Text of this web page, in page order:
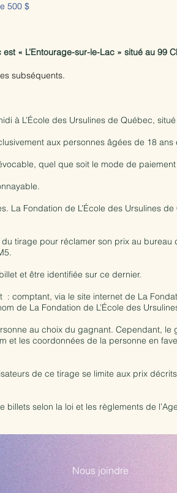
500 $
« L’Entourage-sur-le-Lac » situé au 99
subséquents.
à L’École des Ursulines de Québec,
aux personnes âgées de 18 ans
quel que soit le mode de
La Fondation de L’École des Ursulines
tirage pour réclamer son prix au bureau
et être identifiée sur ce dernier.
via le site internet de La
de La Fondation de L’École des
au choix du gagnant. Cependant,
et les coordonnées de la personne en
de ce tirage se limite aux prix
billets selon la loi et les règlements de
Nous joindre